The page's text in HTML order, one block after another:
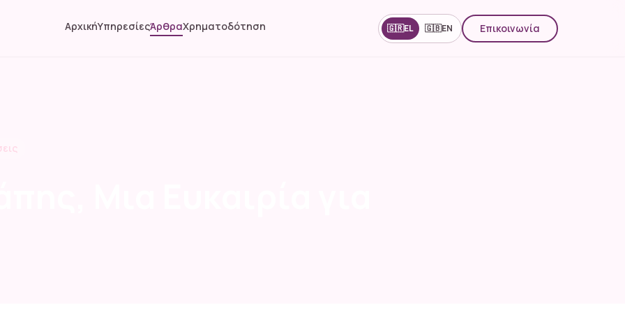
ΑρχικήΥπηρεσίεςΆρθραΧρηματοδότηση 🇬🇷EL 🇬🇧EN Επικοινωνία